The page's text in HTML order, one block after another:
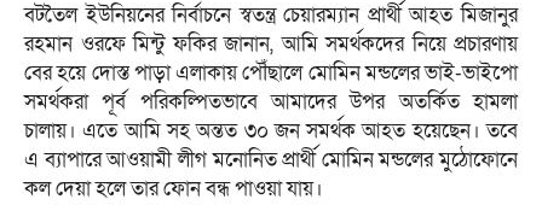
বটতৈল ইউনিয়নের নির্বাচনে স্বতন্ত্র চেয়ারম্যান প্রার্থী আহত মিজানুর
রহমান ওরফে মিন্টু ফকির জানান, আমি সমর্থকদের নিয়ে প্রচারণায়
বের হয়ে দোস্ত পাড়া এলাকায় পৌঁছালে মোমিন মন্ডলের ভাই-ভাইপো
সমর্থকরা পূর্ব পরিকল্পিতভাবে আমাদের উপর অতর্কিত হামলা
চালায়। এতে আমি সহ অন্তত ৩০ জন সমর্থক আহত হয়েছেন। তবে
এ ব্যাপারে আওয়ামী লীগ মনোনিত প্রার্থী মোমিন মন্ডলের মুঠোফোনে
কল দেয়া হলে তার ফোন বন্ধ পাওয়া যায়।